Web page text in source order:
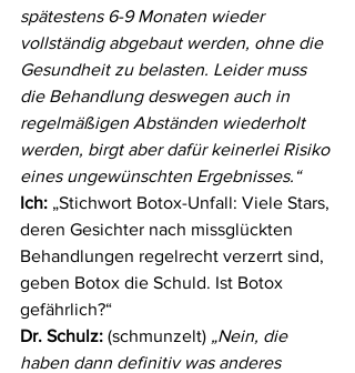
spätestens 6-9 Monaten wieder
vollständig abgebaut werden, ohne die
Gesundheit zu belasten. Leider muss
die Behandlung deswegen auch in
regelmäßigen Abständen wiederholt
werden, birgt aber dafür keinerlei Risiko
eines ungewünschten Ergebnisses.“
Ich: „Stichwort Botox-Unfall: Viele Stars,
deren Gesichter nach missglückten
Behandlungen regelrecht verzerrt sind,
geben Botox die Schuld. Ist Botox
gefährlich?“
Dr. Schulz: (schmunzelt) „Nein, die
haben dann definitiv was anderes